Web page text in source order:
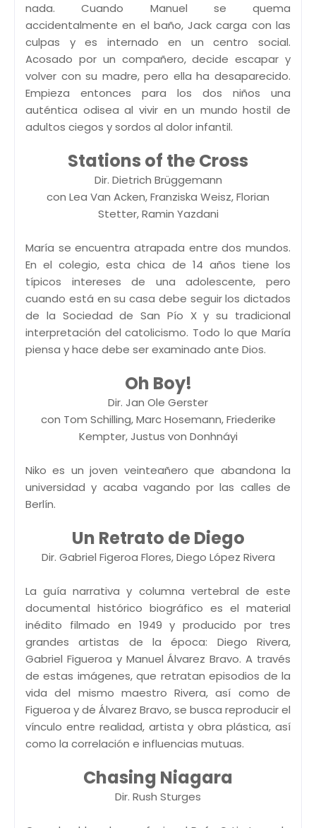
nada. Cuando Manuel se quema
accidentalmente en el baño, Jack carga con las
culpas y es internado en un centro social.
Acosado por un compañero, decide escapar y
volver con su madre, pero ella ha desaparecido.
Empieza entonces para los dos niños una
auténtica odisea al vivir en un mundo hostil de
adultos ciegos y sordos al dolor infantil.
Stations of the Cross
Dir. Dietrich Brüggemann
con Lea Van Acken, Franziska Weisz, Florian
Stetter, Ramin Yazdani
María se encuentra atrapada entre dos mundos.
En el colegio, esta chica de 14 años tiene los
típicos intereses de una adolescente, pero
cuando está en su casa debe seguir los dictados
de la Sociedad de San Pío X y su tradicional
interpretación del catolicismo. Todo lo que María
piensa y hace debe ser examinado ante Dios.
Oh Boy!
Dir. Jan Ole Gerster
con Tom Schilling, Marc Hosemann, Friederike
Kempter, Justus von Donhnáyi
Niko es un joven veinteañero que abandona la
universidad y acaba vagando por las calles de
Berlín.
Un Retrato de Diego
Dir. Gabriel Figeroa Flores, Diego López Rivera
La guía narrativa y columna vertebral de este
documental histórico biográfico es el material
inédito filmado en 1949 y producido por tres
grandes artistas de la época: Diego Rivera,
Gabriel Figueroa y Manuel Álvarez Bravo. A través
de estas imágenes, que retratan episodios de la
vida del mismo maestro Rivera, así como de
Figueroa y de Álvarez Bravo, se busca reproducir el
vínculo entre realidad, artista y obra plástica, así
como la correlación e influencias mutuas.
Chasing Niagara
Dir. Rush Sturges